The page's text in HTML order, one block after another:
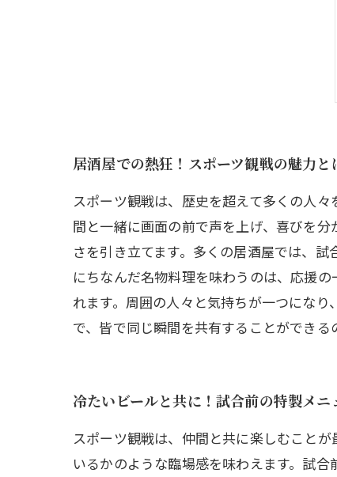
居酒屋での熱狂！スポーツ観戦の魅力と
スポーツ観戦は、歴史を超えて多くの人
間と一緒に画面の前で声を上げ、喜びを
さを引き立てます。多くの居酒屋では、
にちなんだ名物料理を味わうのは、応援
れます。周囲の人々と気持ちが一つにな
で、皆で同じ瞬間を共有することができ
冷たいビールと共に！試合前の特製メニ
スポーツ観戦は、仲間と共に楽しむこと
いるかのような臨場感を味わえます。試